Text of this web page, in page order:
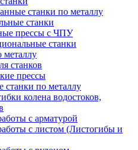
станки по металлу
станки
прессы с ЧПУ
станки
станков
прессы
станки по металлу
колена водостоков,
с арматурой
с листом (Листогибы и